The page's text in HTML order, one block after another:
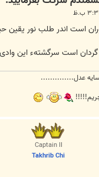
است اندر طلب نور یقین
است سرگشتهء این
سایه عدل..............
Captain II
Takhrib Chi